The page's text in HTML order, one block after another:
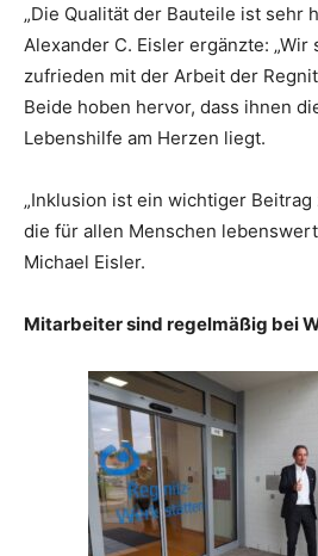
„Die Qualität der Bauteile ist sehr
Alexander C. Eisler ergänzte:
zufrieden mit der Arbeit der
Beide hoben hervor, dass ihnen
Lebenshilfe am Herzen liegt.
„Inklusion ist ein wichtiger
die für allen Menschen
Michael Eisler.
Mitarbeiter sind regelmäßig bei